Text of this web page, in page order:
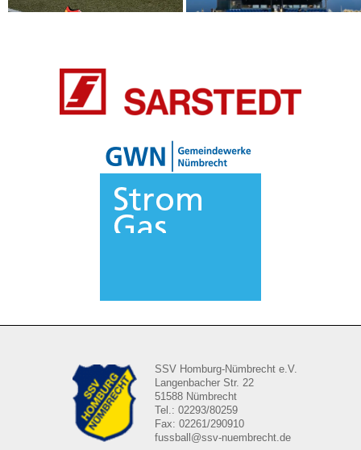
SSV Homburg-Nümbrecht e.V.
Langenbacher Str. 22
51588 Nümbrecht
Tel.: 02293/80259
Fax: 02261/290910
fussball@ssv-nuembrecht.de